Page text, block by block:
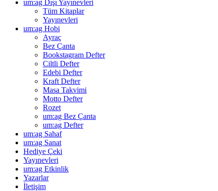
um:ag Dışı Yayınevleri
Tüm Kitaplar
Yayınevleri
um:ag Hobi
Ayraç
Bez Çanta
Bookstagram Defter
Ciltli Defter
Edebi Defter
Kraft Defter
Masa Takvimi
Motto Defter
Rozet
um:ag Bez Çanta
um:ag Defter
um:ag Sahaf
um:ag Sanat
Hediye Çeki
Yayınevleri
um:ag Etkinlik
Yazarlar
İletişim